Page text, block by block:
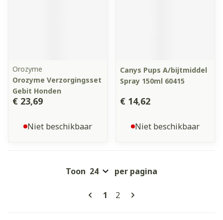
Orozyme
Orozyme Verzorgingsset
Gebit Honden
€ 23,69
Niet beschikbaar
Canys Pups A/bijtmiddel
Spray 150ml 60415
€ 14,62
Niet beschikbaar
Pagina's
U lees momenteel pagina
1 Pagina
2
Toon per pagina